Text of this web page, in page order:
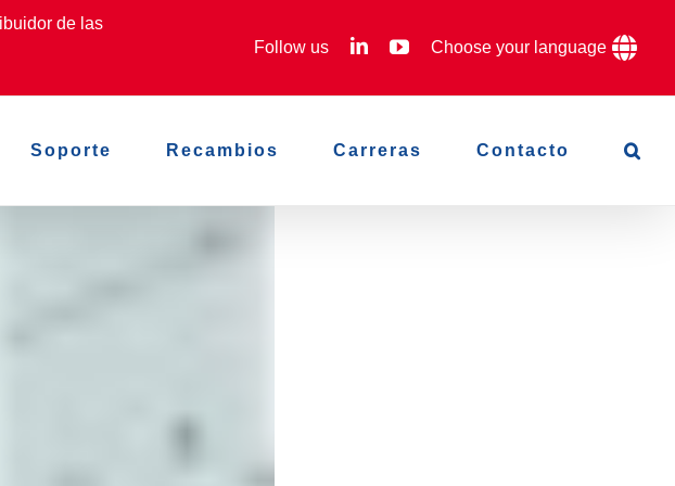
de las
Follow us LinkedInYouTube
Choose your language
Soporte Recambios Carreras Contacto